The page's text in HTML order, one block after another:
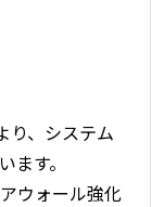
り、システム
す。
ウォール強化